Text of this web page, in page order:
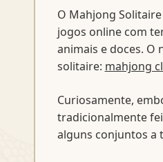
O Mahjong
jogos online com
animais e doces.
solitaire: mahjong
Curiosamente,
tradicionalmente
alguns conjuntos a